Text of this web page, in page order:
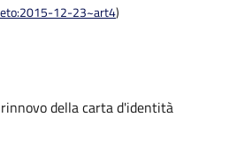
12-23~art4)
della carta d'identità